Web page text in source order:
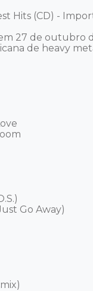
Hits (CD) -
27 de outubro
de heavy
Go Away)